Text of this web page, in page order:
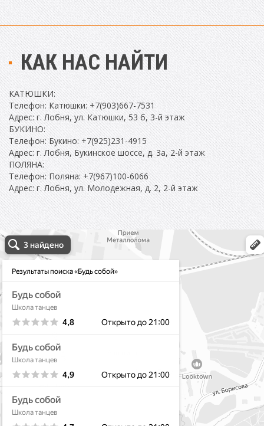
КАК НАС НАЙТИ
КАТЮШКИ:
Телефон: Катюшки: +7(903)667-7531
Адрес: г. Лобня, ул. Катюшки, 53 б, 3-й этаж
БУКИНО:
Телефон: Букино: +7(925)231-4915
Адрес: г. Лобня, Букинское шоссе, д. 3а, 2-й этаж
ПОЛЯНА:
Телефон: Поляна: +7(967)100-6066
Адрес: г. Лобня, ул. Молодежная, д. 2, 2-й этаж
школа танцев будь собой в Лобне
Лобня